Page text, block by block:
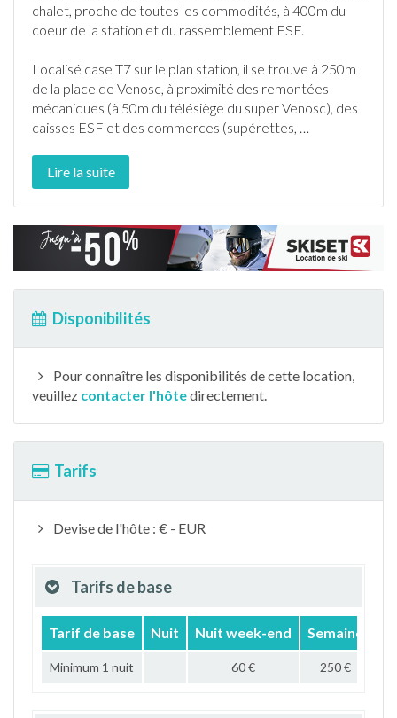
chalet, proche de toutes les commodités, à 400m du
coeur de la station et du rassemblement ESF.
Localisé case T7 sur le plan station, il se trouve à 250m
de la place de Venosc, à proximité des remontées
mécaniques (à 50m du télésiège du super Venosc), des
caisses ESF et des commerces (supérettes, …
Lire la suite
Disponibilités
Pour connaître les disponibilités de cette location,
veuillez contacter l'hôtedirectement.
Tarifs
Devise de l'hôte : € - EUR
Tarifs de base
Tarif de base Nuit Nuit week-end Semaine
Minimum 1 nuit 60 € 250 €